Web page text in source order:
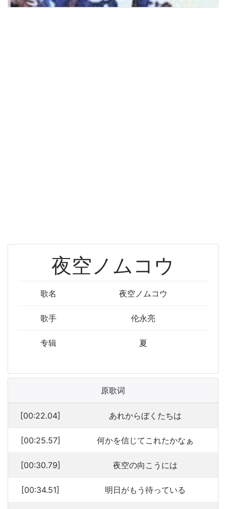
夜空ノムコウ
歌名 夜空ノムコウ
歌手 伦永亮
专辑 夏
原歌词
[00:22.04] あれからぼくたちは
[00:25.57] 何かを信じてこれたかなぁ
[00:30.79] 夜空の向こうには
[00:34.51] 明日がもう待っている